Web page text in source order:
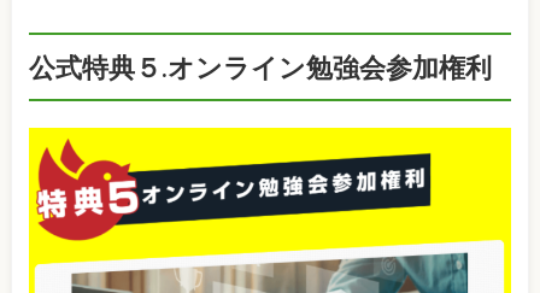
公式特典５.オンライン勉強会参加権利